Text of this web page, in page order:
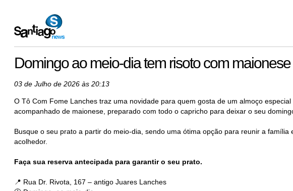
Domingo ao meio-dia tem risoto com
03 de Julho de 2026 às 20:13
O Tô Com Fome Lanches traz uma novidade para quem gosta de um almoço
acompanhado de maionese, preparado com todo o capricho para deixar o seu
Busque o seu prato a partir do meio-dia, sendo uma ótima opção para reunir a
acolhedor.
Faça sua reserva antecipada para garantir o seu prato.
📍 Rua Dr. Rivota, 167 – antigo Juares Lanches